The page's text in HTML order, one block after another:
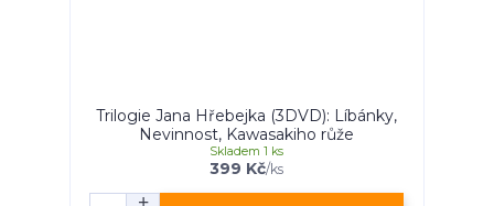
Trilogie Jana Hřebejka (3DVD): Líbánky,
Nevinnost, Kawasakiho růže
399 Kč/ks
Skladem 1 ks